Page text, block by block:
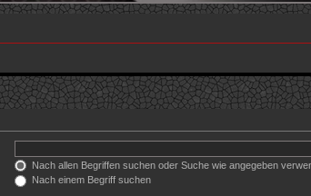
Nach allen Begriffen suchen oder Suche wie angegeben
Nach einem Begriff suchen